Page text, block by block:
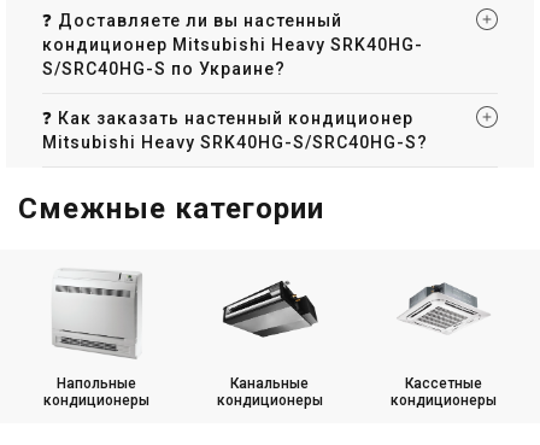
❓ Доставляете ли вы настенный
кондиционер Mitsubishi Heavy SRK40HG-
S/SRC40HG-S по Украине?
❓ Как заказать настенный кондиционер
Mitsubishi Heavy SRK40HG-S/SRC40HG-S?
Смежные категории
Напольные
кондиционеры
Канальные
кондиционеры
Кассетные
кондиционеры